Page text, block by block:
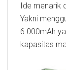
Ide menarik
Yakni
6.000mAh
kapasitas